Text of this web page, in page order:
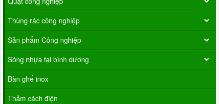
Thùng rác công nghiệp
Sản phẩm Công nghiệp
Sóng nhựa tại bình dương
Bàn ghế inox
Thảm cách điện